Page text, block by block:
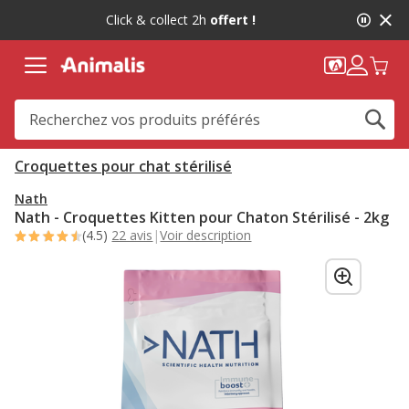
message,
Click & collect 2h offert !
Croquettes pour chat stérilisé
Nath
Nath - Croquettes Kitten pour Chaton Stérilisé - 2kg
(4.5) 22 avis |Voir description